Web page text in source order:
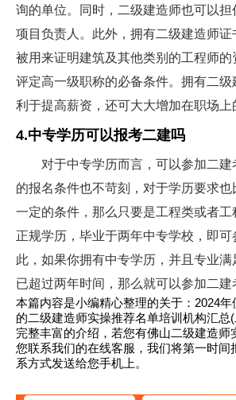
询的单位。同时，二级建造师也可以担
项目负责人。此外，拥有二级建造师证
被用来证明建筑及其他类别的工程师的
评定高一级职称的必备条件。拥有二
利于提高薪资，还可大大增加在职场上
4.中专学历可以报考二建吗
对于中专学历而言，可以参加二建
的报名条件也不苛刻，对于学历要求也
一定的条件，那么只要是工程类或者工
正规学历，毕业于两年中专学校，即可
此，如果你拥有中专学历，并且专业
已超过两年时间，那么就可以参加二建
本篇内容是小编精心整理的关于：2024
的二级建造师实操推荐名单培训机构汇总
完整丰富的介绍，若您有佛山二级建造师
您联系我们的在线客服，我们将第一时间
系方式发送给您手机上。